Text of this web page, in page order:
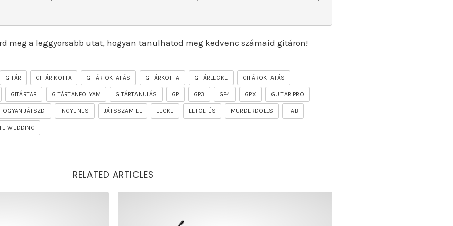
meg a leggyorsabb utat, hogyan tanulhatod meg kedvenc számaid gitáron!
GITÁR GITÁR KOTTA GITÁR OKTATÁS GITÁRKOTTA GITÁRLECKE GITÁROKTATÁS
GITÁRTAB GITÁRTANFOLYAM GITÁRTANULÁS GP GP3 GP4 GPX GUITAR PRO
JÁTSZD INGYENES JÁTSSZAM EL LECKE LETÖLTÉS MURDERDOLLS TAB
WEDDING
RELATED ARTICLES